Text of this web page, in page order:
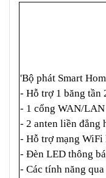
'Bộ phát Smart
- Hỗ trợ 1 băng tần
- 1 cổng WAN/
- 2 anten liền đẳng
- Hỗ trợ mạng WiFi
- Đèn LED thông
- Các tính năng